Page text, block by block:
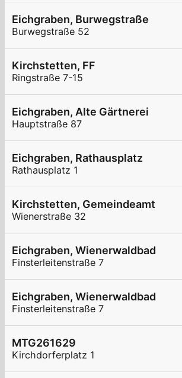
Eichgraben, Burwegstraße
Burwegstraße 52
Kirchstetten, FF
Ringstraße 7-15
Eichgraben, Alte Gärtnerei
Hauptstraße 87
Eichgraben, Rathausplatz
Rathausplatz 1
Kirchstetten, Gemeindeamt
Wienerstraße 32
Eichgraben, Wienerwaldbad
Finsterleitenstraße 7
Eichgraben, Wienerwaldbad
Finsterleitenstraße 7
MTG261629
Kirchdorferplatz 1